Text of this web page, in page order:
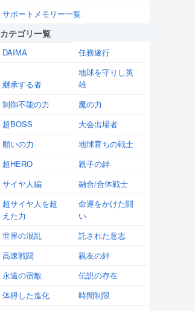
サポートメモリー一覧
カテゴリ一覧
DAIMA 任務遂行
継承する者
地球を守りし英
雄
制御不能の力
魔の力
超BOSS
大会出場者
願いの力
地球育ちの戦士
超HERO
親子の絆
サイヤ人編
融合/合体戦士
超サイヤ人を超
えた力
命運をかけた闘
い
世界の混乱
託された意志
高速戦闘
親友の絆
永遠の宿敵
伝説の存在
体得した進化
時間制限